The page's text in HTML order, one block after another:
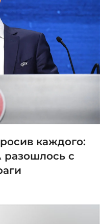
каждого:
разошлось с